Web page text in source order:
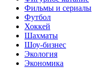
Фильмы и сериалы
Футбол
Хоккей
Шахматы
Шоу-бизнес
Экология
Экономика